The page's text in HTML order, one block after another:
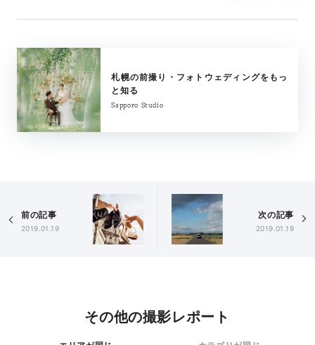
札幌の前撮り・フォトウェディングをもっ
と知る
Sapporo Studio
前の記事
2019.01.19
次の記事
2019.01.19
その他の撮影レポート